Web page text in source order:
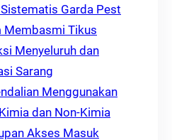
Garda Pest
Membasmi Tikus
Menyeluruh dan
Sarang
Menggunakan
dan Non-Kimia
Akses Masuk